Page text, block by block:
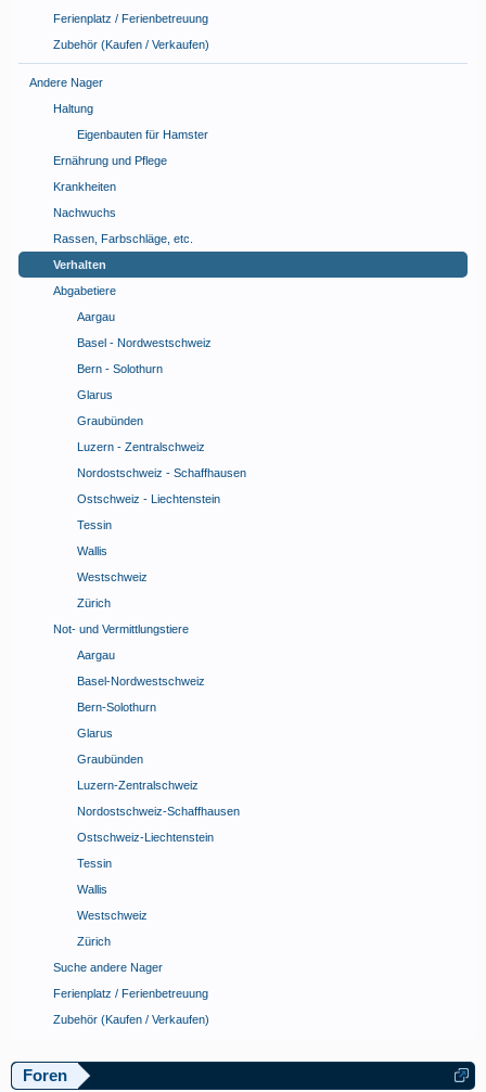
Ferienplatz / Ferienbetreuung
Zubehör (Kaufen / Verkaufen)
Andere Nager
Haltung
Eigenbauten für Hamster
Ernährung und Pflege
Krankheiten
Nachwuchs
Rassen, Farbschläge, etc.
Verhalten
Abgabetiere
Aargau
Basel - Nordwestschweiz
Bern - Solothurn
Glarus
Graubünden
Luzern - Zentralschweiz
Nordostschweiz - Schaffhausen
Ostschweiz - Liechtenstein
Tessin
Wallis
Westschweiz
Zürich
Not- und Vermittlungstiere
Aargau
Basel-Nordwestschweiz
Bern-Solothurn
Glarus
Graubünden
Luzern-Zentralschweiz
Nordostschweiz-Schaffhausen
Ostschweiz-Liechtenstein
Tessin
Wallis
Westschweiz
Zürich
Suche andere Nager
Ferienplatz / Ferienbetreuung
Zubehör (Kaufen / Verkaufen)
Foren